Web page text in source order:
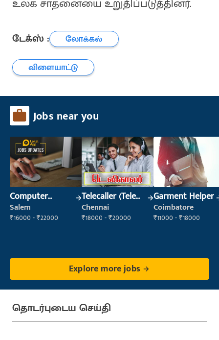
உலக சாதனையை உறுதிப்படுத்தினர்.
டேக்ஸ் :
லோக்கல்
விளையாட்டு
Jobs near you
Computer
Operator
Salem
₹16000 - ₹22000
Telecaller (Tele
Sales)
Chennai
₹18000 - ₹20000
Garment Helper
Coimbatore
₹11000 - ₹18000
Explore more jobs
தொடர்புடைய செய்தி